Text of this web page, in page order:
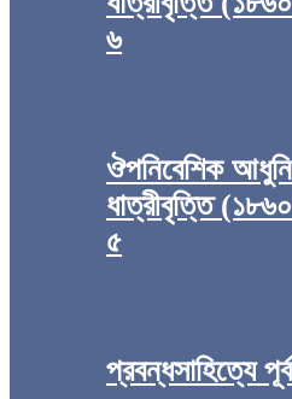
৬
ঔপনিবেশিক
ধাত্রীবৃত্তি
৫
প্রবন্ধসাহিত্যে